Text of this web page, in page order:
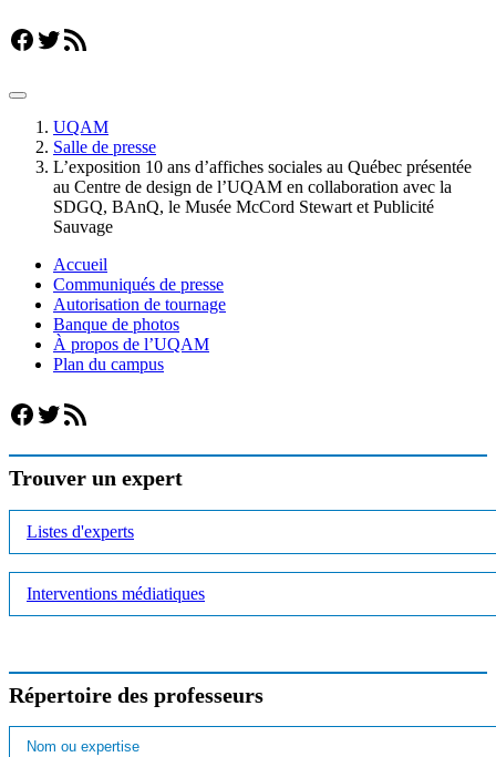
Facebook
Twitter
Flux RSS
UQAM
Salle de presse
L’exposition 10 ans d’affiches sociales au Québec présentée
au Centre de design de l’UQAM en collaboration avec la
SDGQ, BAnQ, le Musée McCord Stewart et Publicité
Sauvage
Accueil
Communiqués de presse
Autorisation de tournage
Banque de photos
À propos de l’UQAM
Plan du campus
Facebook
Twitter
Flux RSS
Trouver un expert
Listes d'experts
Interventions médiatiques
Répertoire des professeurs